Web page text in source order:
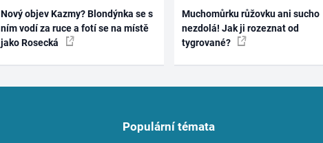
Nový objev Kazmy? Blondýnka se s
ním vodí za ruce a fotí se na místě
jako Rosecká
Muchomůrku růžovku ani sucho
nezdolá! Jak ji rozeznat od
tygrované?
Populární témata